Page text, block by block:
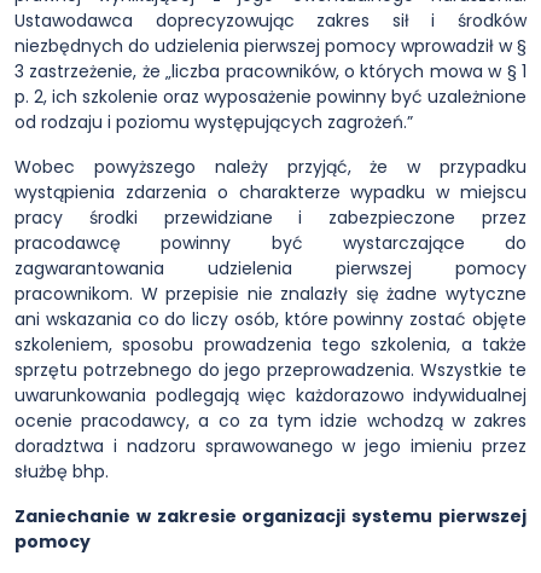
Ustawodawca doprecyzowując zakres sił i środków
niezbędnych do udzielenia pierwszej pomocy wprowadził w §
3 zastrzeżenie, że „liczba pracowników, o których mowa w § 1
p. 2, ich szkolenie oraz wyposażenie powinny być uzależnione
od rodzaju i poziomu występujących zagrożeń.”
Wobec powyższego należy przyjąć, że w przypadku
wystąpienia zdarzenia o charakterze wypadku w miejscu
pracy środki przewidziane i zabezpieczone przez
pracodawcę powinny być wystarczające do
zagwarantowania udzielenia pierwszej pomocy
pracownikom. W przepisie nie znalazły się żadne wytyczne
ani wskazania co do liczy osób, które powinny zostać objęte
szkoleniem, sposobu prowadzenia tego szkolenia, a także
sprzętu potrzebnego do jego przeprowadzenia. Wszystkie te
uwarunkowania podlegają więc każdorazowo indywidualnej
ocenie pracodawcy, a co za tym idzie wchodzą w zakres
doradztwa i nadzoru sprawowanego w jego imieniu przez
służbę bhp.
Zaniechanie w zakresie organizacji systemu pierwszej
pomocy